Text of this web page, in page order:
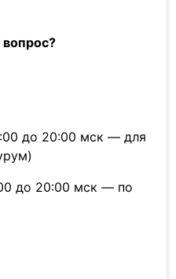
до 20:00 мск — для
до 20:00 мск — по